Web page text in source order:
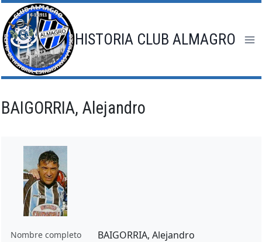
Saltar
al
contenido
HISTORIA CLUB ALMAGRO
BAIGORRIA, Alejandro
Nombre completo BAIGORRIA, Alejandro